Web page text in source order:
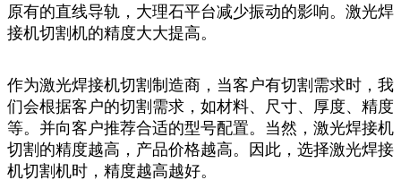
原有的直线导轨，大理石平台减少振动的影响。激光焊
接机切割机的精度大大提高。
作为激光焊接机切割制造商，当客户有切割需求时，我
们会根据客户的切割需求，如材料、尺寸、厚度、精度
等。并向客户推荐合适的型号配置。当然，激光焊接机
切割的精度越高，产品价格越高。因此，选择激光焊接
机切割机时，精度越高越好。